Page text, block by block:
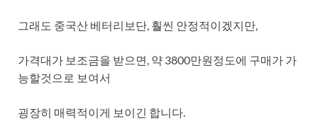
그래도 중국산 베터리보단, 훨씬 안정적이겠지만,
가격대가 보조금을 받으면, 약 3800만원정도에 구매가 가
능할것으로 보여서
굉장히 매력적이게 보이긴 합니다.